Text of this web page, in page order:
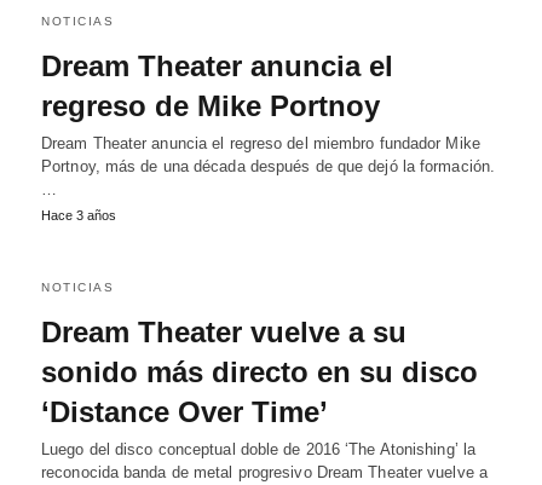
NOTICIAS
Dream Theater anuncia el
regreso de Mike Portnoy
Dream Theater anuncia el regreso del miembro fundador Mike
Portnoy, más de una década después de que dejó la formación.
…
Hace 3 años
NOTICIAS
Dream Theater vuelve a su
sonido más directo en su disco
‘Distance Over Time’
Luego del disco conceptual doble de 2016 ‘The Atonishing’ la
reconocida banda de metal progresivo Dream Theater vuelve a